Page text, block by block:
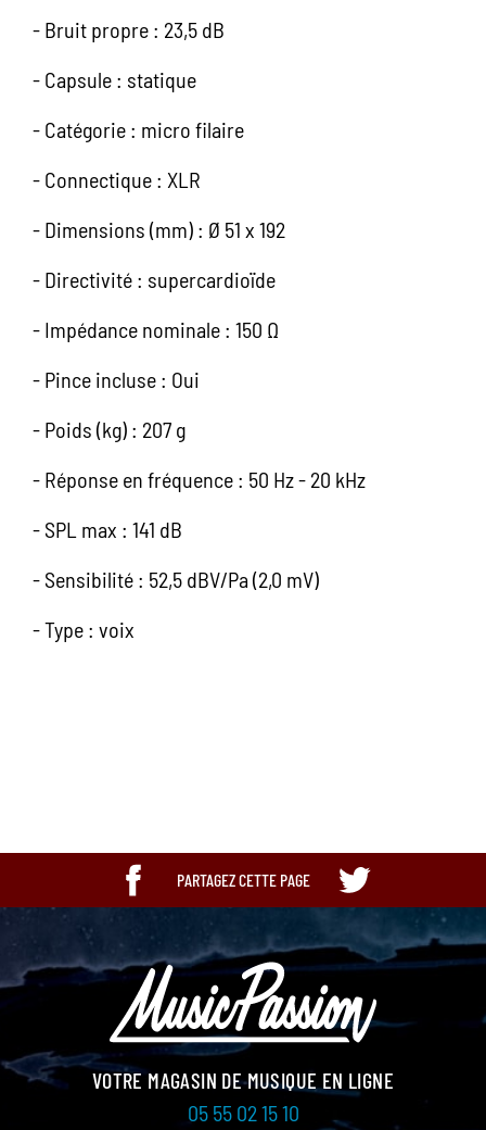
- Bruit propre : 23,5 dB
- Capsule : statique
- Catégorie : micro filaire
- Connectique : XLR
- Dimensions (mm) : Ø 51 x 192
- Directivité : supercardioïde
- Impédance nominale : 150 Ω
- Pince incluse : Oui
- Poids (kg) : 207 g
- Réponse en fréquence : 50 Hz - 20 kHz
- SPL max : 141 dB
- Sensibilité : 52,5 dBV/Pa (2,0 mV)
- Type : voix
PARTAGEZ CETTE PAGE
VOTRE MAGASIN DE MUSIQUE EN LIGNE
05 55 02 15 10